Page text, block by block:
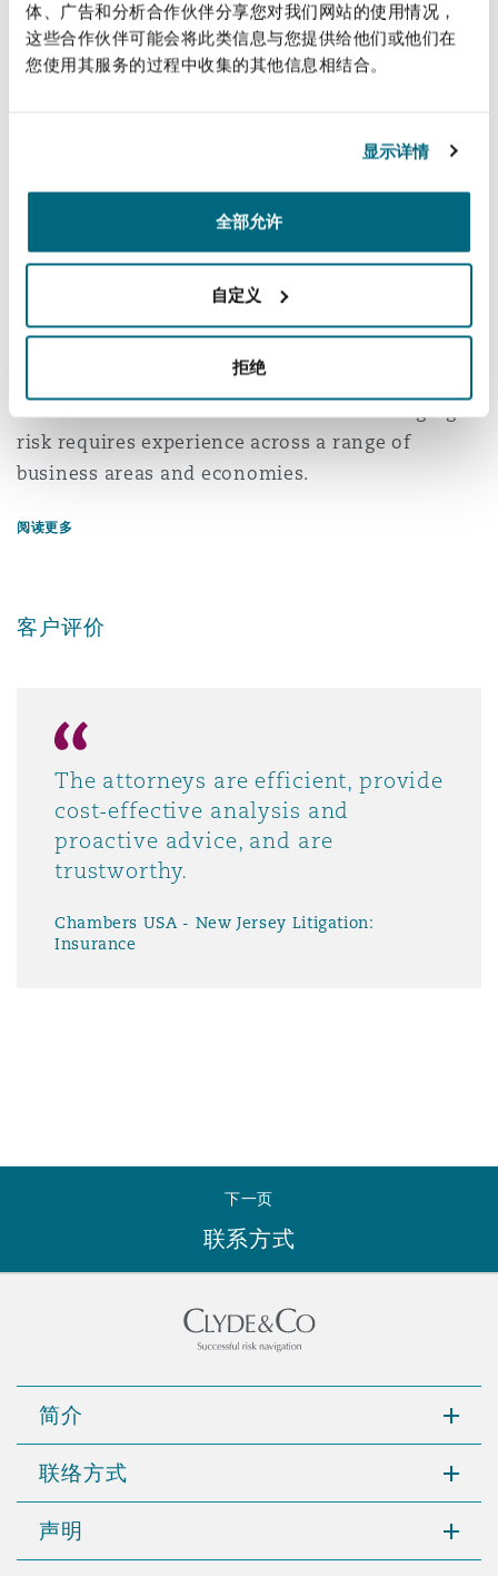
体、广告和分析合作伙伴分享您对我们网站的使用情况，
这些合作伙伴可能会将此类信息与您提供给他们或他们在
您使用其服务的过程中收集的其他信息相结合。
显示详情
全部允许
自定义
拒绝
Property
Specialty
尼克斯
哥华
盛顿
德里
尼克
卡斯尔
Our New Jersey office has been involved in some
of the most significant and complex coverage
disputes in the industry, including long-tail
litigation, Bermuda-form arbitrations, healthcare
coverage matters, pharmaceutical product and
other general liability matters.
Clyde & Co is one of the largest international
country, we are well-placed to help clients
succeed in a volatile world in which managing
risk requires experience across a range of
business areas and economies.
阅读更多
客户评价
The attorneys are efficient, provide
cost-effective analysis and
proactive advice, and are
trustworthy.
Chambers USA - New Jersey Litigation:
Insurance
下一页
联系方式
简介
联络方式
声明